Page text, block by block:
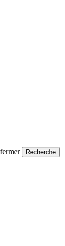
Recherche